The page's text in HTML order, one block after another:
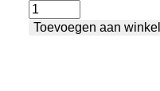
Aanslaglat
kort
Toevoegen aan